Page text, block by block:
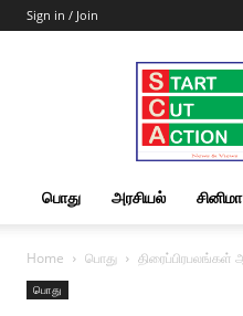
Sign in / Join
Cut
|
&
பொது அரசியல் சினிமா
Home பொது திரைப்பிரபலங்கள்
பொது